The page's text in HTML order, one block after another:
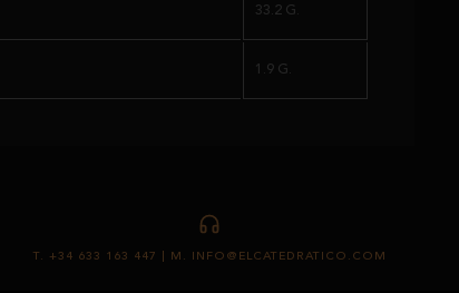
33.2 G.
1.9 G.
T. +34 633 163 447 | M. INFO@ELCATEDRATICO.COM